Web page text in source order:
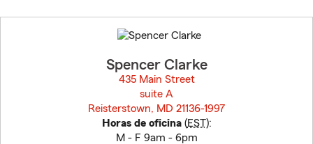
to
before
Spencer Clarke
435 Main Street
suite A
Reisterstown, MD 21136-1997
Horas de oficina(EST):
M - F 9am - 6pm